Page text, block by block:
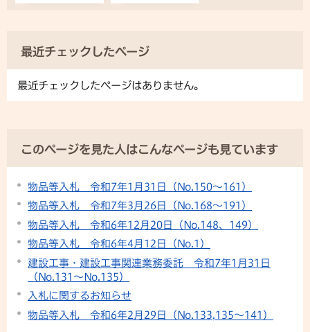
最近チェックしたページ
最近チェックしたページはありません。
このページを見た人はこんなページも見ています
物品等入札 令和7年1月31日（No.150～161）
物品等入札 令和7年3月26日（No.168～191）
物品等入札 令和6年12月20日（No.148、149）
物品等入札 令和6年4月12日（No.1）
建設工事・建設工事関連業務委託 令和7年1月31日
（No.131〜No.135）
入札に関するお知らせ
物品等入札 令和6年2月29日（No.133,135～141）